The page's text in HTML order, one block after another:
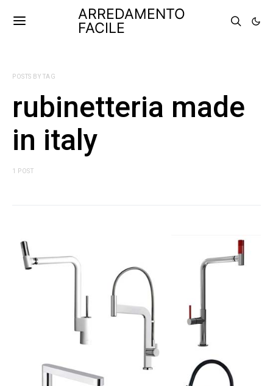
ARREDAMENTO
FACILE
POSTS BY TAG
rubinetteria made
in italy
1 POST